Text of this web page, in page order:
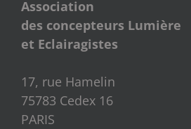
Association
des concepteurs Lumière
et Eclairagistes
17, rue Hamelin
75783 Cedex 16
PARIS